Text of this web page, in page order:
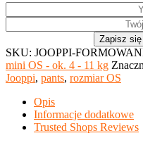
SKU: JOOPPI-
mini OS - ok. 4 - 11 kg
Jooppi, pants, rozmiar OS
Opis
Informacje dodatkowe
Trusted Shops Reviews